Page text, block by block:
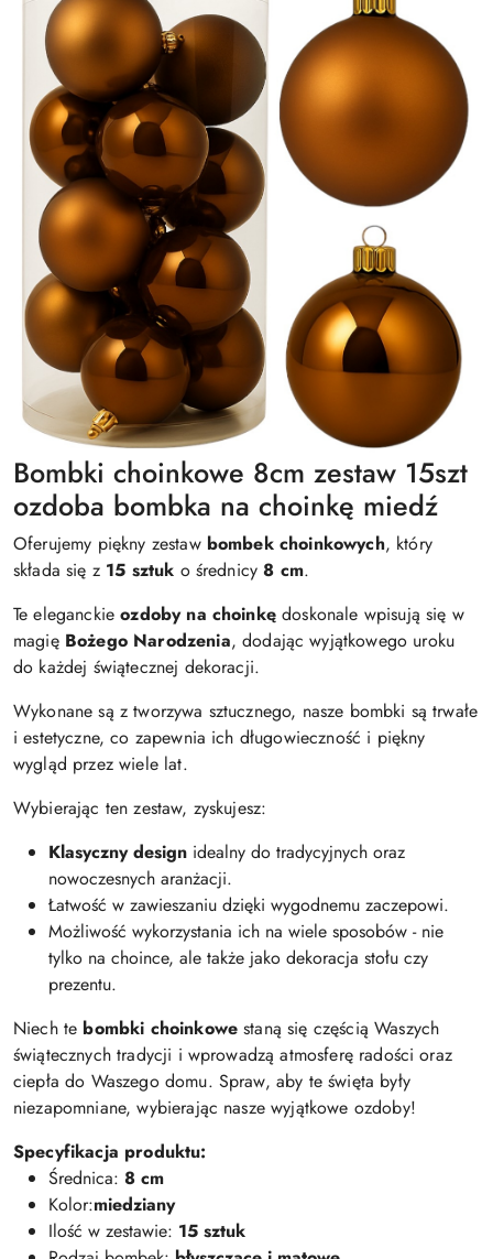
Bombki choinkowe 8cm zestaw 15szt
ozdoba bombka na choinkę miedź
Oferujemy piękny zestaw bombek choinkowych, który
składa się z 15 sztuk o średnicy8 cm.
Te eleganckieozdoby na choinkędoskonale wpisują się w
magię Bożego Narodzenia, dodając wyjątkowego uroku
do każdej świątecznej dekoracji.
Wykonane są z tworzywa sztucznego, nasze bombki są trwałe
i estetyczne, co zapewnia ich długowieczność i piękny
wygląd przez wiele lat.
Wybierając ten zestaw, zyskujesz:
Klasyczny design idealny do tradycyjnych oraz
nowoczesnych aranżacji.
Łatwość w zawieszaniu dzięki wygodnemu zaczepowi.
Możliwość wykorzystania ich na wiele sposobów - nie
tylko na choince, ale także jako dekoracja stołu czy
prezentu.
Niech te bombki choinkowe staną się częścią Waszych
świątecznych tradycji i wprowadzą atmosferę radości oraz
ciepła do Waszego domu. Spraw, aby te święta były
niezapomniane, wybierając nasze wyjątkowe ozdoby!
Specyfikacja produktu:
Średnica: 8 cm
Kolor:miedziany
Ilość w zestawie: 15 sztuk